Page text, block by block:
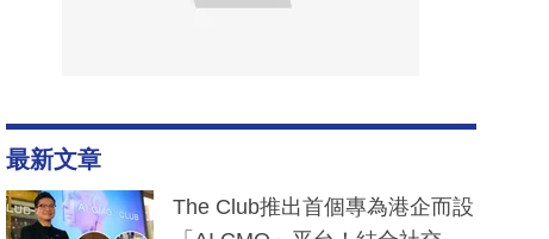
最新文章
The Club推出首個專為港企而設